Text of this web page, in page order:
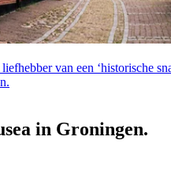
van een ‘historische
in Groningen.